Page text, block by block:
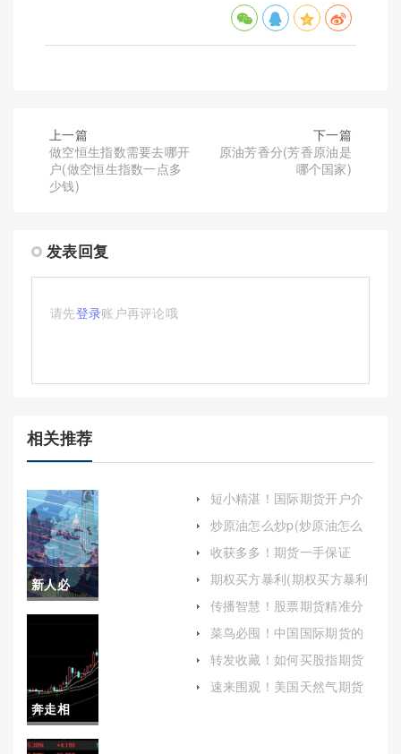
上一篇
做空恒生指数需要去哪开
户(做空恒生指数一点多
少钱)
下一篇
原油芳香分(芳香原油是
哪个国家)
发表回复
请先登录账户再评论哦
相关推荐
新人必
备！原油
手续费(原
油期货交
奔走相
告！恒指
短小精湛！国际期货开户介
绍(期货开户详细流程)
炒原油怎么炒p(炒原油怎么
炒)
收获多多！期货一手保证
金：理解期货交易的基石
期权买方暴利(期权买方暴利
的原因)
传播智慧！股票期货精准分
析喊单（为投资者提供更为
科学、高效的决策支持）
菜鸟必囤！中国国际期货的
手续费(国内国际期货开户手
续费)
转发收藏！如何买股指期货
开户（详细指南与步骤解
析）
速来围观！美国天然气期货